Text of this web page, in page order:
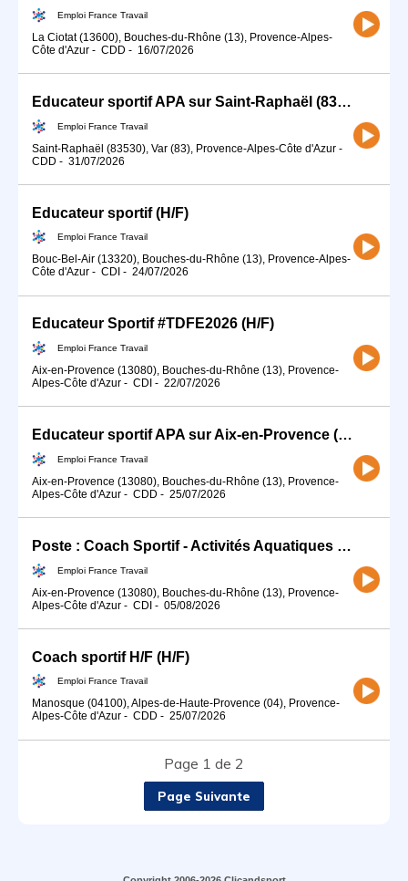
Emploi France Travail
La Ciotat (13600), Bouches-du-Rhône (13), Provence-Alpes-
Côte d'Azur - CDD - 16/07/2026
Educateur sportif APA sur Saint-Raphaël (83) (H/F)
Emploi France Travail
Saint-Raphaël (83530), Var (83), Provence-Alpes-Côte d'Azur -
CDD - 31/07/2026
Educateur sportif (H/F)
Emploi France Travail
Bouc-Bel-Air (13320), Bouches-du-Rhône (13), Provence-Alpes-
Côte d'Azur - CDI - 24/07/2026
Educateur Sportif #TDFE2026 (H/F)
Emploi France Travail
Aix-en-Provence (13080), Bouches-du-Rhône (13), Provence-
Alpes-Côte d'Azur - CDI - 22/07/2026
Educateur sportif APA sur Aix-en-Provence (13) (H/F)
Emploi France Travail
Aix-en-Provence (13080), Bouches-du-Rhône (13), Provence-
Alpes-Côte d'Azur - CDD - 25/07/2026
Poste : Coach Sportif - Activités Aquatiques (H/F
Emploi France Travail
Aix-en-Provence (13080), Bouches-du-Rhône (13), Provence-
Alpes-Côte d'Azur - CDI - 05/08/2026
Coach sportif H/F (H/F)
Emploi France Travail
Manosque (04100), Alpes-de-Haute-Provence (04), Provence-
Alpes-Côte d'Azur - CDD - 25/07/2026
Page 1 de 2
Page Suivante